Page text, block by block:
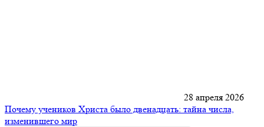
28 апреля 2026
Почему учеников Христа было двенадцать: тайна числа,
изменившего мир